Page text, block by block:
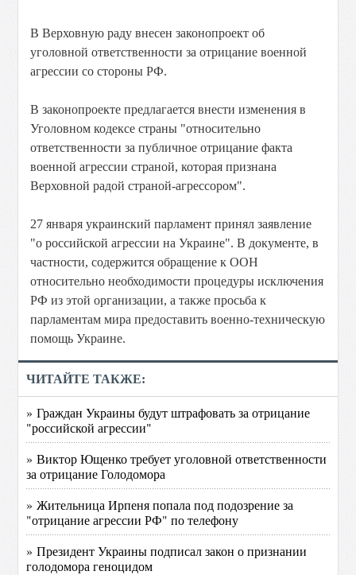
В Верховную раду внесен законопроект об
уголовной ответственности за отрицание военной
агрессии со стороны РФ.
В законопроекте предлагается внести изменения в
Уголовном кодексе страны "относительно
ответственности за публичное отрицание факта
военной агрессии страной, которая признана
Верховной радой страной-агрессором".
27 января украинский парламент принял заявление
"о российской агрессии на Украине". В документе, в
частности, содержится обращение к ООН
относительно необходимости процедуры исключения
РФ из этой организации, а также просьба к
парламентам мира предоставить военно-техническую
помощь Украине.
ЧИТАЙТЕ ТАКЖЕ:
» Граждан Украины будут штрафовать за отрицание
"российской агрессии"
» Виктор Ющенко требует уголовной ответственности
за отрицание Голодомора
» Жительница Ирпеня попала под подозрение за
"отрицание агрессии РФ" по телефону
» Президент Украины подписал закон о признании
голодомора геноцидом